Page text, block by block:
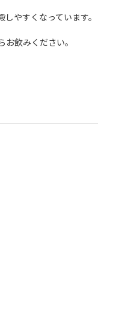
やすくなっています。
飲みください。